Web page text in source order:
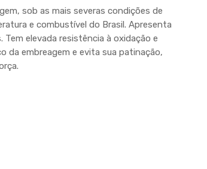
sob as mais severas condições de
e combustível do Brasil. Apresenta
elevada resistência à oxidação e
da embreagem e evita sua patinação,